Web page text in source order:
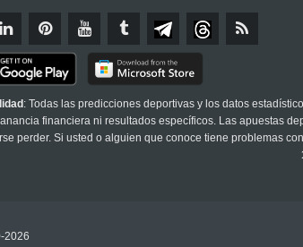
: Todas las predicciones deportivas y los datos
financiera ni resultados específicos. Las apuestas
perder. Si usted o alguien que conoce tiene problemas
2026